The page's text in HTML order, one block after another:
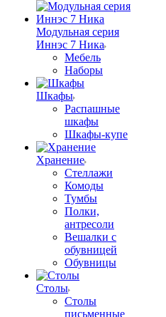
Модульная серия
Иннэс 7 Ника
Мебель
Наборы
Шкафы
Распашные
шкафы
Шкафы-купе
Хранение
Стеллажи
Комоды
Тумбы
Полки,
антресоли
Вешалки с
обувницей
Обувницы
Столы
Столы
письменные